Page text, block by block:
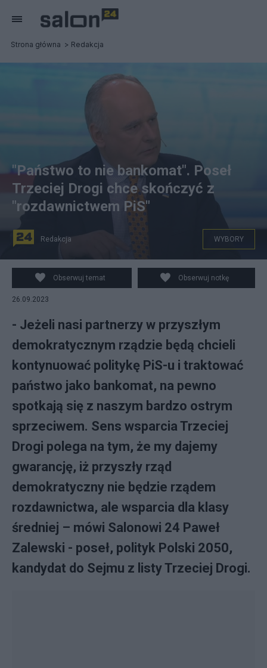
Strona główna Redakcja
"Państwo to nie bankomat". Poseł
Trzeciej Drogi chce skończyć z
"rozdawnictwem PiS"
Redakcja WYBORY
Obserwuj temat Obserwuj notkę
26.09.2023
- Jeżeli nasi partnerzy w przyszłym
demokratycznym rządzie będą chcieli
kontynuować politykę PiS-u i traktować
państwo jako bankomat, na pewno
spotkają się z naszym bardzo ostrym
sprzeciwem. Sens wsparcia Trzeciej
Drogi polega na tym, że my dajemy
gwarancję, iż przyszły rząd
demokratyczny nie będzie rządem
rozdawnictwa, ale wsparcia dla klasy
średniej – mówi Salonowi 24 Paweł
Zalewski - poseł, polityk Polski 2050,
kandydat do Sejmu z listy Trzeciej Drogi.